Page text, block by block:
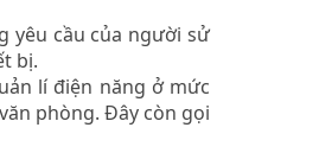
yêu cầu của người sử
bị.
lí điện năng ở mức
phòng. Đây còn gọi